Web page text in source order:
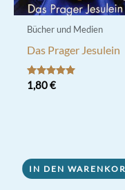
Bücher und Medien
Das Prager Jesulein
Bewertet mit
5.00
1,80€
IN DEN